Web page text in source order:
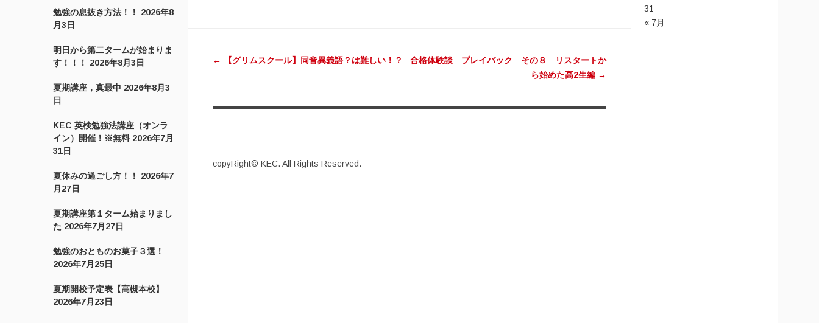
勉強の息抜き方法！！
2026年8
月3日
明日から第二タームが始まりま
す！！！
2026年8月3日
夏期講座，真最中 2026年8月3
日
KEC 英検勉強法講座（オンラ
イン）開催！※無料 2026年7月
31日
夏休みの過ごし方！！
2026年7
月27日
夏期講座第１ターム始まりまし
た 2026年7月27日
勉強のおとものお菓子３選！
2026年7月25日
夏期開校予定表【高槻本校】
2026年7月23日
« 7月
31
← 【グリムスクール】同音異義語？は難しい！？
合格体験談 プレイバック その８ リスタートか
ら始めた高2生編 →
copyRight© KEC. All Rights Reserved.